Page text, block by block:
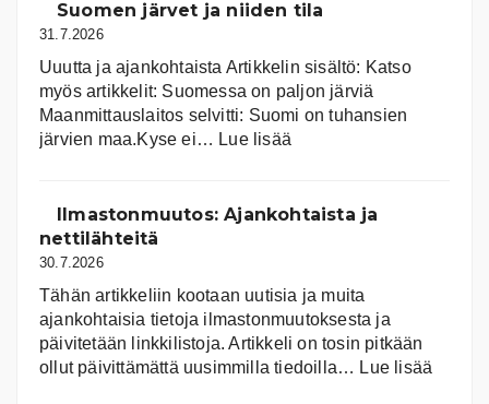
Suomen järvet ja niiden tila
31.7.2026
Uuutta ja ajankohtaista Artikkelin sisältö: Katso
myös artikkelit: Suomessa on pal­jon jär­viä
Maanmittauslaitos selvitti: Suomi on tuhansien
järvien maa.Kyse ei… Lue lisää
ja
Ilmastonmuutos: Ajankohtaista ja
nettilähteitä
30.7.2026
Tähän artikkeliin kootaan uutisia ja muita
ajankohtaisia tietoja ilmastonmuutoksesta ja
päivitetään linkkilistoja. Artikkeli on tosin pitkään
ollut päivittämättä uusimmilla tiedoilla… Lue lisää